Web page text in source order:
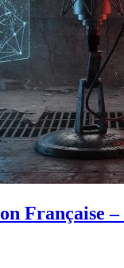
Française